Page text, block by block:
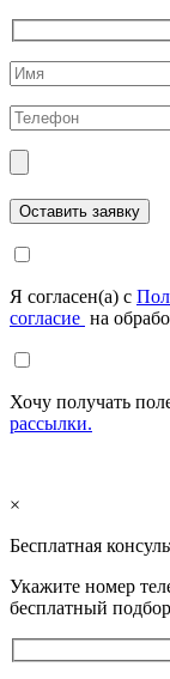
Я согласен(а) с
согласие на
Хочу получать
рассылки.
×
Бесплатная
Укажите номер
бесплатный